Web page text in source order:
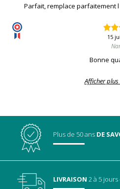
Parfait, remplace parfaitement
15
Bonne
Afficher
Plus de 50 ans DE
LIVRAISON 2 à 5